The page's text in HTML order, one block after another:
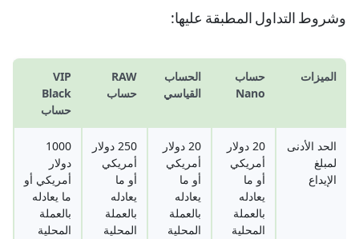
وشروط التداول المطبقة عليها:
الميزات
حساب
Nano
الحساب
القياسي
RAW
حساب
VIP
Black
حساب
الحد الأدنى
لمبلغ
الإيداع
20 دولار
أمريكي
أو ما
يعادله
بالعملة
المحلية
20 دولار
أمريكي
أو ما
يعادله
بالعملة
المحلية
250 دولار
أمريكي
أو ما
يعادله
بالعملة
المحلية
1000
دولار
أمريكي أو
ما يعادله
بالعملة
المحلية